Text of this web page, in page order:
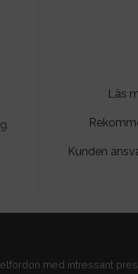
.
Läs
Kunden
med intressant